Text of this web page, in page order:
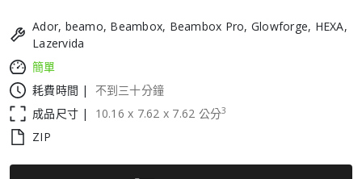
Ador, beamo, Beambox, Beambox Pro, Glowforge, HEXA,
Lazervida
簡單
耗費時間 |
不到三十分鐘
成品尺寸 |
10.16 x 7.62 x 7.62 公分3
ZIP